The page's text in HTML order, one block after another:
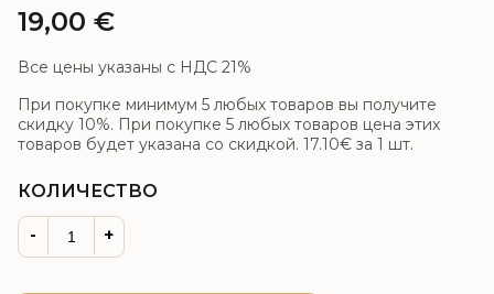
19,00 €
Все цены указаны с НДС 21%
При покупке минимум 5 любых товаров вы получите
скидку 10%. При покупке 5 любых товаров цена этих
товаров будет указана со скидкой. 17.10€ за 1 шт.
КОЛИЧЕСТВО
- +